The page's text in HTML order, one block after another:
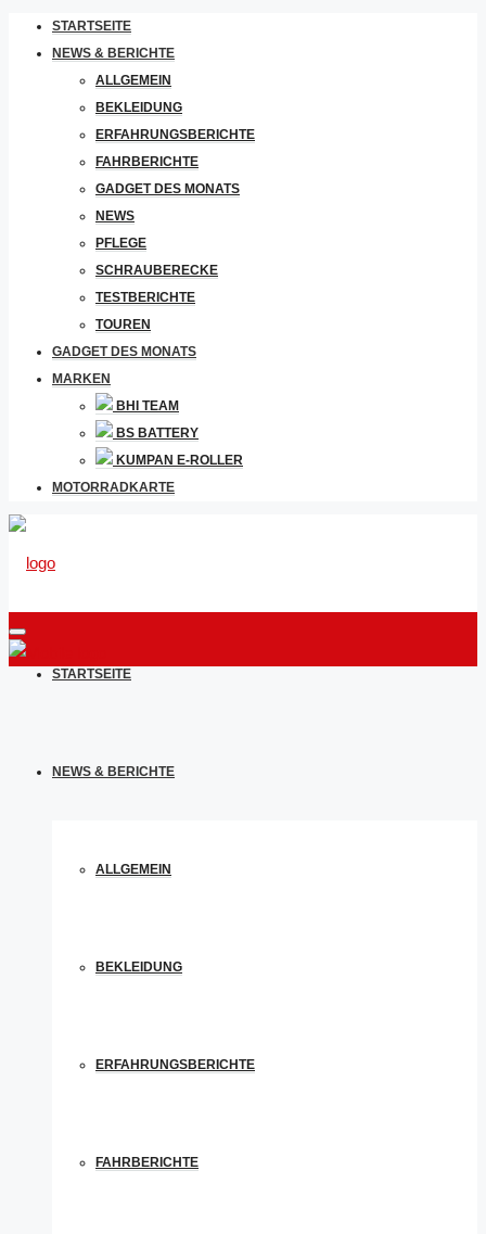
STARTSEITE
NEWS & BERICHTE
ALLGEMEIN
BEKLEIDUNG
ERFAHRUNGSBERICHTE
FAHRBERICHTE
GADGET DES MONATS
NEWS
PFLEGE
SCHRAUBERECKE
TESTBERICHTE
TOUREN
GADGET DES MONATS
MARKEN
BHI TEAM
BS BATTERY
KUMPAN E-ROLLER
MOTORRADKARTE
STARTSEITE
NEWS & BERICHTE
ALLGEMEIN
BEKLEIDUNG
ERFAHRUNGSBERICHTE
FAHRBERICHTE